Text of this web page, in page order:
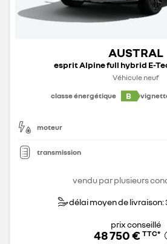
AUSTRAL
esprit Alpine full hybrid E-
Véhicule neuf
classe énergétique
B
moteur
transmission
vendu par plusieurs
délai moyen de livraison:
prix conseillé
48 750 € TTC*